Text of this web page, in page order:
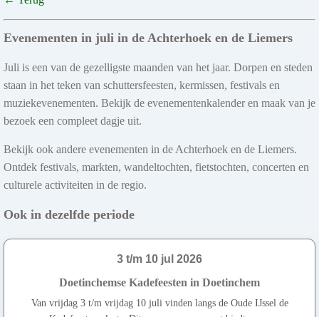
Evenementen in juli in de Achterhoek en de Liemers
Juli is een van de gezelligste maanden van het jaar. Dorpen en steden
staan in het teken van schuttersfeesten, kermissen, festivals en
muziekevenementen. Bekijk de evenementenkalender en maak van je
bezoek een compleet dagje uit.
Bekijk ook andere evenementen in de Achterhoek en de Liemers.
Ontdek festivals, markten, wandeltochten, fietstochten, concerten en
culturele activiteiten in de regio.
Ook in dezelfde periode
3 t/m 10 jul 2026
Doetinchemse Kadefeesten in Doetinchem
Van vrijdag 3 t/m vrijdag 10 juli vinden langs de Oude IJssel de